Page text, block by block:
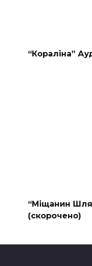
“Кораліна”
“Міщанин
(скорочено)